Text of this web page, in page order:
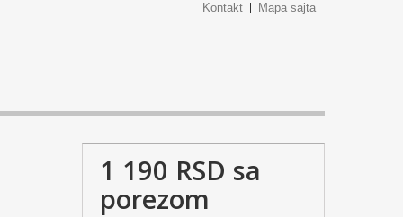
Kontakt Mapa sajta
1 190 RSD sa
porezom